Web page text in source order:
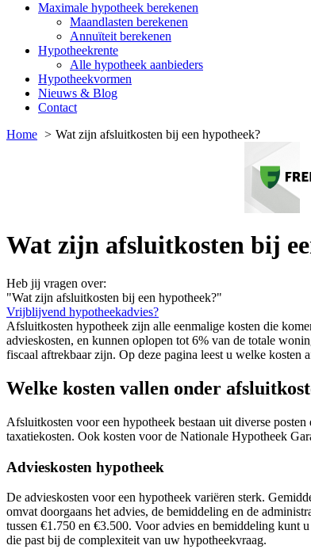
Maximale hypotheek berekenen
Maandlasten berekenen
Annuïteit berekenen
Hypotheekrente
Alle hypotheek aanbieders
Hypotheekvormen
Nieuws & Blog
Contact
Home
Wat zijn afsluitkosten bij een hypotheek?
Wat zijn afsluitkosten bij
Heb jij vragen over:
"Wat zijn afsluitkosten bij een hypotheek?"
Vrijblijvend hypotheekadvies?
Afsluitkosten hypotheek zijn alle eenmalige kosten die
advieskosten, en kunnen oplopen tot 6% van de totale
fiscaal aftrekbaar zijn. Op deze pagina leest u welke kosten
Welke kosten vallen onder
Afsluitkosten voor een hypotheek bestaan uit diverse
taxatiekosten. Ook kosten voor de Nationale Hypotheek
Advieskosten hypotheek
De advieskosten voor een hypotheek variëren sterk.
omvat doorgaans het advies, de bemiddeling en de
tussen €1.750 en €3.500. Voor advies en bemiddeling kunt
die past bij de complexiteit van uw hypotheekvraag.